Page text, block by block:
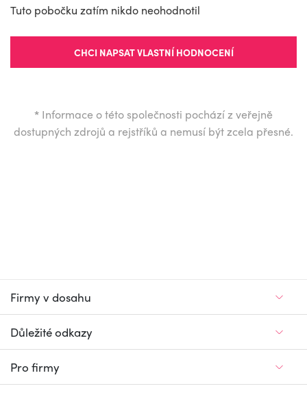
Tuto pobočku zatím nikdo neohodnotil
CHCI NAPSAT VLASTNÍ HODNOCENÍ
* Informace o této společnosti pochází z veřejně
dostupných zdrojů a rejstříků a nemusí být zcela přesné.
Firmy v dosahu
Důležité odkazy
Pro firmy